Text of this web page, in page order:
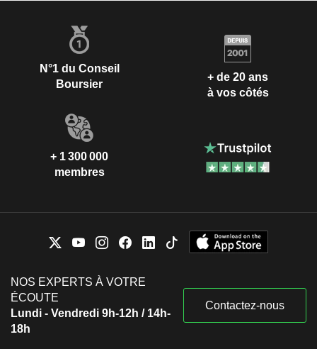
N°1 du Conseil
Boursier
+ de 20 ans
à vos côtés
+ 1 300 000
membres
NOS EXPERTS À VOTRE
ÉCOUTE
Lundi - Vendredi 9h-12h / 14h-
18h
Contactez-nous